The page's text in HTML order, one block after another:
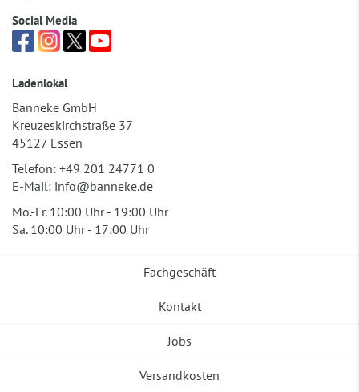
Social Media
Ladenlokal
Banneke GmbH
Kreuzeskirchstraße 37
45127 Essen
Telefon: +49 201 24771 0
E-Mail: info@banneke.de
Mo.-Fr. 10:00 Uhr - 19:00 Uhr
Sa. 10:00 Uhr - 17:00 Uhr
Fachgeschäft
Kontakt
Jobs
Versandkosten